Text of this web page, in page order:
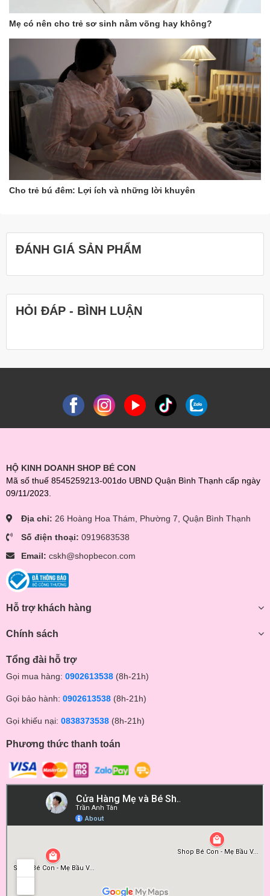
Mẹ có nên cho trẻ sơ sinh nằm võng hay không?
Cho trẻ bú đêm: Lợi ích và những lời khuyên
ĐÁNH GIÁ SẢN PHẨM
HỎI ĐÁP - BÌNH LUẬN
HỘ KINH DOANH SHOP BÉ CON
Mã số thuế 8545259213-001do UBND Quận Bình Thạnh cấp ngày
09/11/2023.
Địa chỉ: 26 Hoàng Hoa Thám, Phường 7, Quận Bình Thạnh
Số điện thoại: 0919683538
Email: cskh@shopbecon.com
Hỗ trợ khách hàng
Chính sách
Tổng đài hỗ trợ
Gọi mua hàng: 0902613538 (8h-21h)
Gọi bảo hành: 0902613538 (8h-21h)
Gọi khiếu nại: 0838373538 (8h-21h)
Phương thức thanh toán